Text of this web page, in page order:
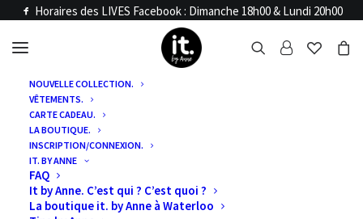
Horaires des LIVES Facebook : Dimanche 18h00 & Lundi 20h00
NOUVELLE COLLECTION.
VÊTEMENTS.
CARTE CADEAU.
LA BOUTIQUE.
INSCRIPTION/CONNEXION.
IT. BY ANNE
FAQ
It by Anne. C’est qui ? C’est quoi ?
La boutique it. by Anne à Waterloo
Accueil Articles LIVE
VENTE LIVE :
VENTES LIVE DU
DIMANCHE 29/09